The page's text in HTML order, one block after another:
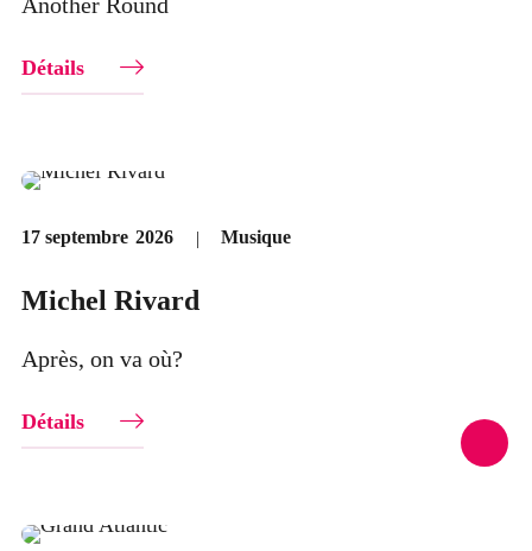
Détails
17 septembre 2026 Musique
Michel Rivard
Après, on va où?
Détails